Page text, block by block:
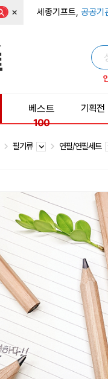
× 세종기프트, 공공기
베스트
100
기획전
필기류 연필/연필세트